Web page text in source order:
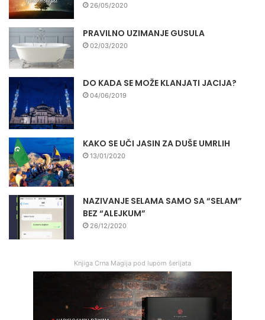
26/05/2020
PRAVILNO UZIMANJE GUSULA
02/03/2020
DO KADA SE MOŽE KLANJATI JACIJA?
04/06/2019
KAKO SE UČI JASIN ZA DUŠE UMRLIH
13/01/2020
NAZIVANJE SELAMA SAMO SA “SELAM”
BEZ “ALEJKUM”
26/12/2020
Knjiga Crna Magija pod lupom šerijata